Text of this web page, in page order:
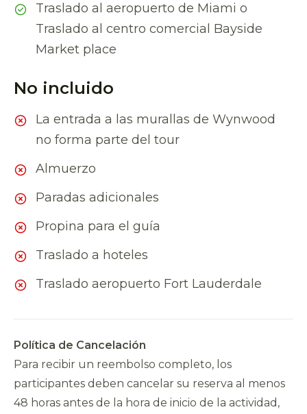
Traslado al aeropuerto de Miami o
Traslado al centro comercial Bayside
Market place
No incluido
La entrada a las murallas de Wynwood
no forma parte del tour
Almuerzo
Paradas adicionales
Propina para el guía
Traslado a hoteles
Traslado aeropuerto Fort Lauderdale
Política de Cancelación
Para recibir un reembolso completo, los
participantes deben cancelar su reserva al menos
48 horas antes de la hora de inicio de la actividad,